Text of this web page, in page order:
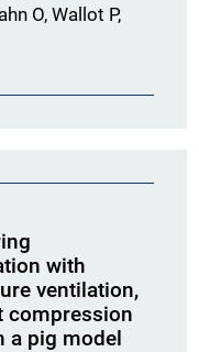
O, Wallot P,
with
ventilation,
compression
a pig model